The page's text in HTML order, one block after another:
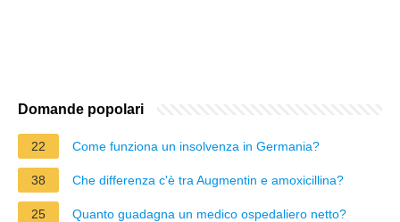
Domande popolari
22 Come funziona un insolvenza in Germania?
38 Che differenza c'è tra Augmentin e amoxicillina?
25 Quanto guadagna un medico ospedaliero netto?